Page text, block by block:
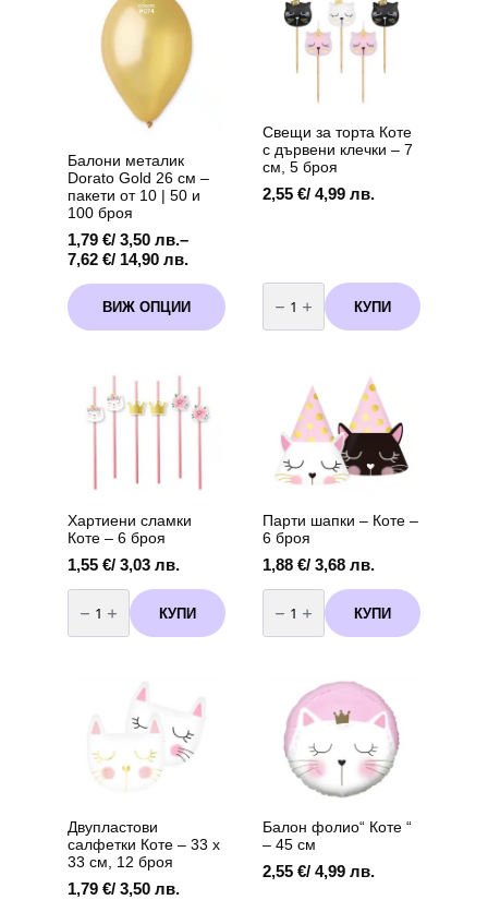
Балони металик
Dorato Gold 26 см –
пакети от 10 | 50 и
100 броя
1,79 €/ 3,50 лв.–
7,62 €/ 14,90 лв.
Price
1,79 €
/
3,50 лв.
14,90 лв.
ВИЖ ОПЦИИ
This
product
has
variants.
options
may
product
page
Свещи за торта Коте
с дървени клечки – 7
см, 5 броя
2,55 €/ 4,99 лв.
количество
за
Свещи
за
дървени
клечки
см,
броя
КУПИ
Хартиени сламки
Коте – 6 броя
1,55 €/ 3,03 лв.
количество
за
Хартиени
сламки
КУПИ
Парти шапки – Коте –
6 броя
1,88 €/ 3,68 лв.
количество
за
Парти
шапки
броя
КУПИ
Двупластови
салфетки Коте – 33 х
33 см, 12 броя
1,79 €/ 3,50 лв.
Балон фолио“ Коте “
– 45 см
2,55 €/ 4,99 лв.